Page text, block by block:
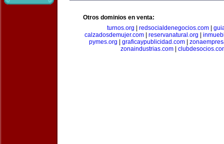
Otros dominios en venta:
turnos.org
redsocialdenegocios.com|
calzadosdemujer.com
reservanatural.org
pymes.org
graficaypublicidad.com
zonaindustrias.com|